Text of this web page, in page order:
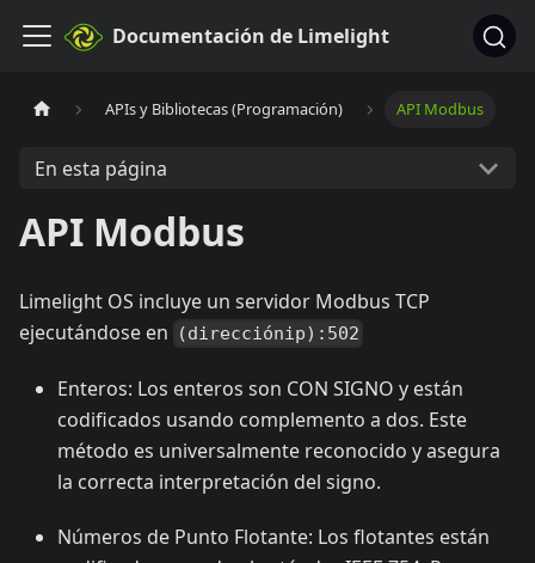
Documentación de Limelight
APIs y Bibliotecas (Programación) API Modbus
En esta página
API Modbus
Limelight OS incluye un servidor Modbus TCP
ejecutándose en
(direcciónip):502
Enteros: Los enteros son CON SIGNO y están
codificados usando complemento a dos. Este
método es universalmente reconocido y asegura
la correcta interpretación del signo.
Números de Punto Flotante: Los flotantes están